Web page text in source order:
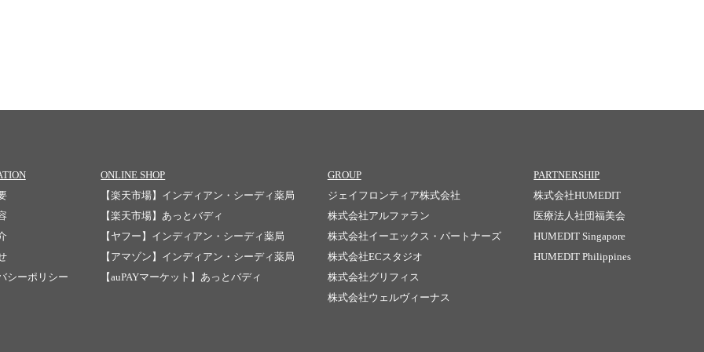
シーポリシー
ONLINE SHOP
【楽天市場】インディアン・シーディ薬局
【楽天市場】あっとバディ
【ヤフー】インディアン・シーディ薬局
【アマゾン】インディアン・シーディ薬局
【auPAYマーケット】あっとバディ
GROUP
ジェイフロンティア株式会社
株式会社アルファラン
株式会社イーエックス・パートナーズ
株式会社ECスタジオ
株式会社グリフィス
株式会社ウェルヴィーナス
PARTNERSHIP
株式会社HUMEDIT
医療法人社団福美会
HUMEDIT Singapore
HUMEDIT Philippines